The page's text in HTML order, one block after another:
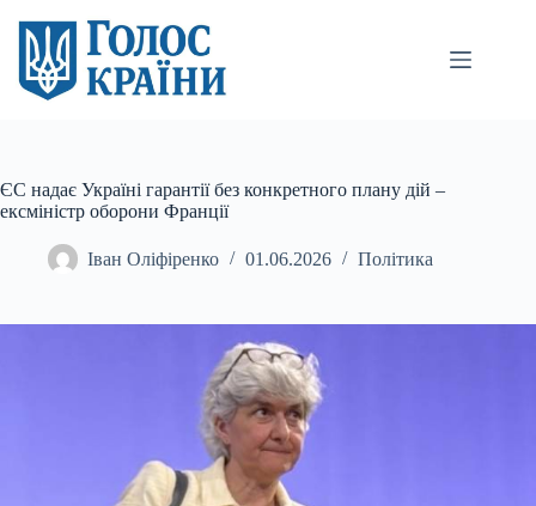
вмісту
ЄС надає Україні гарантії без конкретного плану дій –
ексміністр оборони Франції
Іван Оліфіренко 01.06.2026 Політика